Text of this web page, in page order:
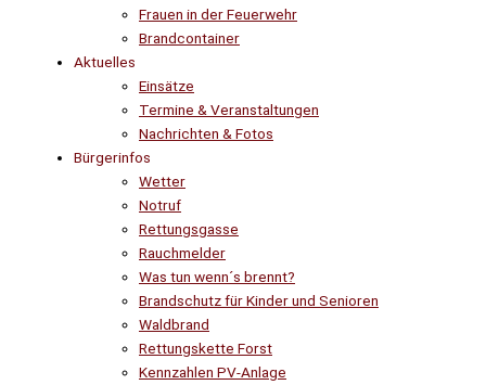
Frauen in der Feuerwehr
Brandcontainer
Aktuelles
Einsätze
Termine & Veranstaltungen
Nachrichten & Fotos
Bürgerinfos
Wetter
Notruf
Rettungsgasse
Rauchmelder
Was tun wenn´s brennt?
Brandschutz für Kinder und Senioren
Waldbrand
Rettungskette Forst
Kennzahlen PV-Anlage